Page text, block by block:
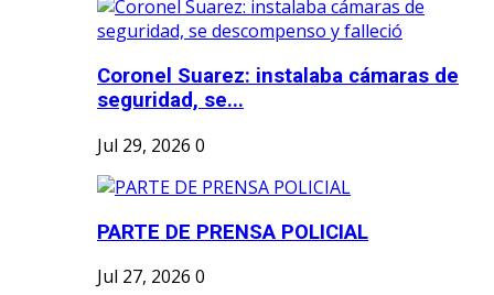
Coronel Suarez: instalaba cámaras de
seguridad, se...
Jul 29, 2026 0
PARTE DE PRENSA POLICIAL
Jul 27, 2026 0